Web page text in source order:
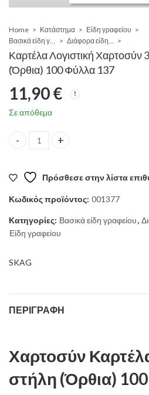
Home Κατάστημα
Είδη γραφείου
Βασικά είδη γραφείου
Διάφορα είδη γραφείου
Καρτέλα Λογιστική Χαρτοσύν
(Όρθια) 100 Φύλλα 137
11,90€
Σε απόθεμα
Καρτέλα Λογιστική Χαρτοσύν 3-
Πρόσθεσε στην λίστα
Κωδικός προϊόντος: 001377
Κατηγορίες: Βασικά είδη γραφείου,
Είδη γραφείου
SKAG
ΠΕΡΙΓΡΑΦΉ
Χαρτοσύν
στήλη (Όρθια)